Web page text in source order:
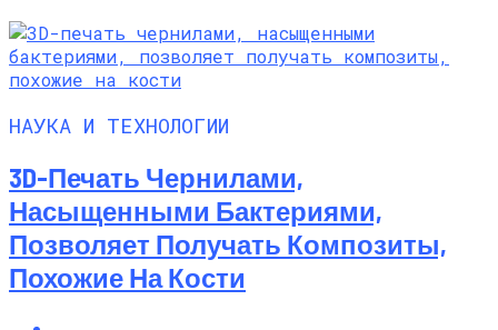
НАУКА И ТЕХНОЛОГИИ
3D-Печать Чернилами,
Насыщенными Бактериями,
Позволяет Получать Композиты,
Похожие На Кости